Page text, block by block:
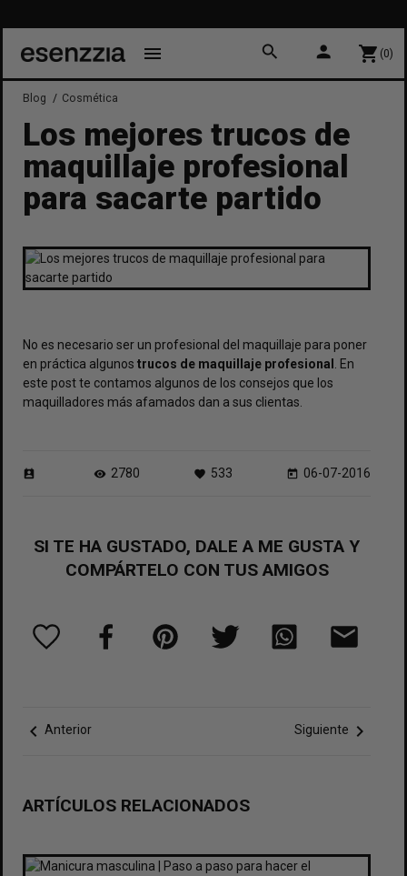
menu search person shopping_cart (0)
Blog Cosmética
Los mejores trucos de
maquillaje profesional
para sacarte partido
No es necesario ser un profesional del maquillaje para poner
en práctica algunos trucos de maquillaje profesional
. En
este post te contamos algunos de los consejos que los
maquilladores más afamados dan a sus clientas.
perm_contact_calendar visibility 2780 favorite 533 today 06-07-2016
SI TE HA GUSTADO, DALE A ME GUSTA Y
COMPÁRTELO CON TUS AMIGOS
chevron_left Anterior Siguiente chevron_right
ARTÍCULOS RELACIONADOS